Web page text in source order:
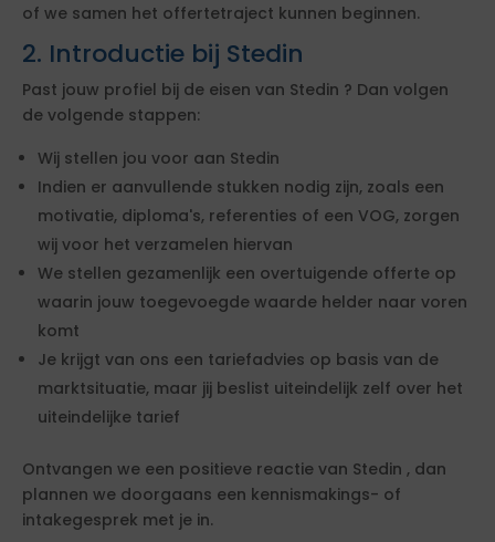
of we samen het offertetraject kunnen beginnen.
2. Introductie bij Stedin
Past jouw profiel bij de eisen van Stedin ? Dan volgen
de volgende stappen:
Wij stellen jou voor aan Stedin
Indien er aanvullende stukken nodig zijn, zoals een
motivatie, diploma's, referenties of een VOG, zorgen
wij voor het verzamelen hiervan
We stellen gezamenlijk een overtuigende offerte op
waarin jouw toegevoegde waarde helder naar voren
komt
Je krijgt van ons een tariefadvies op basis van de
marktsituatie, maar jij beslist uiteindelijk zelf over het
uiteindelijke tarief
Ontvangen we een positieve reactie van Stedin , dan
plannen we doorgaans een kennismakings- of
intakegesprek met je in.